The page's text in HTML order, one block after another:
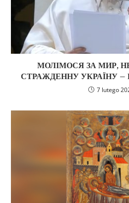
МОЛІМОСЯ ЗА МИР,
СТРАЖДЕННУ УКРАЇНУ
7 lutego